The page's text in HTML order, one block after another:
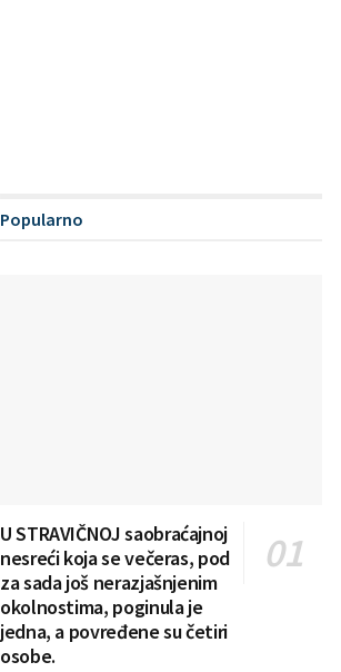
Popularno
U STRAVIČNOJ saobraćajnoj
nesreći koja se večeras, pod
za sada još nerazjašnjenim
okolnostima, poginula je
jedna, a povređene su četiri
osobe.